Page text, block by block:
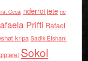
Gecaj nderroi jete ne
Prifti Rafael
kripa Sadik Elshani
Sokol